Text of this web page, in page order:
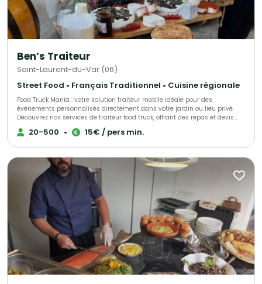
Ben’s Traiteur
Saint-Laurent-du-Var (06)
Street Food • Français Traditionnel • Cuisine régionale
Food Truck Mania : votre solution traiteur mobile idéale pour des
événements personnalisés directement dans votre jardin ou lieu privé.
Découvrez nos services de traiteur food truck, offrant des repas et devis
sur mesure pour un événement original et mémorable. Consultez nous
pour toutes les informations nécessaires, y compris nos menus pour
20-500 • 15€ / pers min.